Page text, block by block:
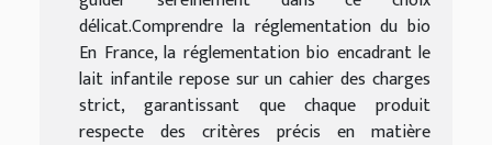
délicat.Comprendre la réglementation du bio
En France, la réglementation bio encadrant le
lait infantile repose sur un cahier des charges
strict, garantissant que chaque produit
respecte des critères précis en matière